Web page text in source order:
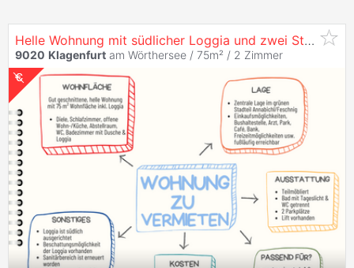
Helle Wohnung mit südlicher Loggia und zwei Stellplätzen im grünen
9020 Klagenfurt am Wörthersee / 75m² / 2 Zimmer